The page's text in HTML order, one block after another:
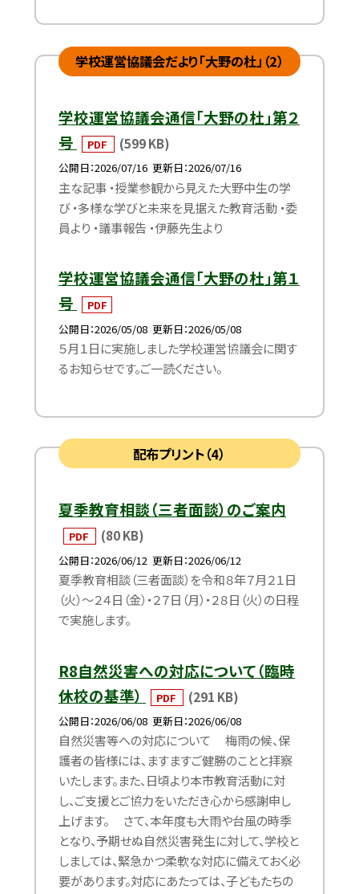
学校運営協議会だより「大野の杜」（2）
学校運営協議会通信「大野の杜」第２
号
PDF (599 KB)
公開日 2026/07/16 更新日 2026/07/16
主な記事 ・授業参観から見えた大野中生の学
び ・多様な学びと未来を見据えた教育活動 ・委
員より ・議事報告 ・伊藤先生より
学校運営協議会通信「大野の杜」第１
号
PDF
公開日 2026/05/08 更新日 2026/05/08
５月１日に実施しました学校運営協議会に関す
るお知らせです。ご一読ください。
配布プリント（4）
夏季教育相談（三者面談）のご案内
PDF (80 KB)
公開日 2026/06/12 更新日 2026/06/12
夏季教育相談（三者面談）を令和８年７月２１日
（火）～２４日（金）・２７日（月）・２８日（火）の日程
で実施します。
R8自然災害への対応について（臨時
休校の基準）
PDF (291 KB)
公開日 2026/06/08 更新日 2026/06/08
自然災害等への対応について 梅雨の候、保
護者の皆様には、ますますご健勝のことと拝察
いたします。また、日頃より本市教育活動に対
し、ご支援とご協力をいただき心から感謝申し
上げます。 さて、本年度も大雨や台風の時季
となり、予期せぬ自然災害発生に対して、学校と
しましては、緊急かつ柔軟な対応に備えておく必
要があります。対応にあたっては、子どもたちの